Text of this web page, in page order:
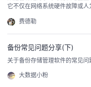
坛
圈
子
的
直
播
我
的
活
动
我
的
关
的
程
我
认
证
的
实
我
的
技
术
支
持
的
云
声
建
它不仅在网络系统硬件故障或
难恢复的前提之一。
费德勒
备份常见问题分享(下)
关于备份存储管理软件的常见问
大数据小粉